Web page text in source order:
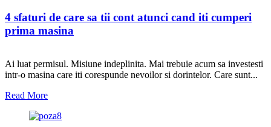
4 sfaturi de care sa tii cont atunci cand iti cumperi
prima masina
Ai luat permisul. Misiune indeplinita. Mai trebuie acum sa investesti
intr-o masina care iti corespunde nevoilor si dorintelor. Care sunt...
Read More